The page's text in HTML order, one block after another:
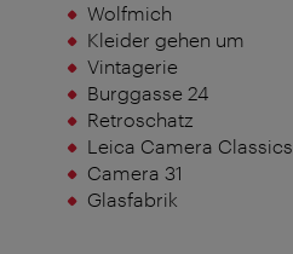
Wolfmich
Kleider gehen um
Vintagerie
Burggasse 24
Retroschatz
Leica Camera Classics
Camera 31
Glasfabrik